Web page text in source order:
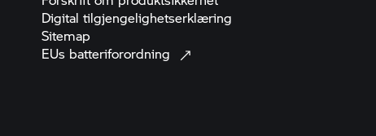
Digital tilgjengelighetserklæring
Sitemap
EUs batteriforordning